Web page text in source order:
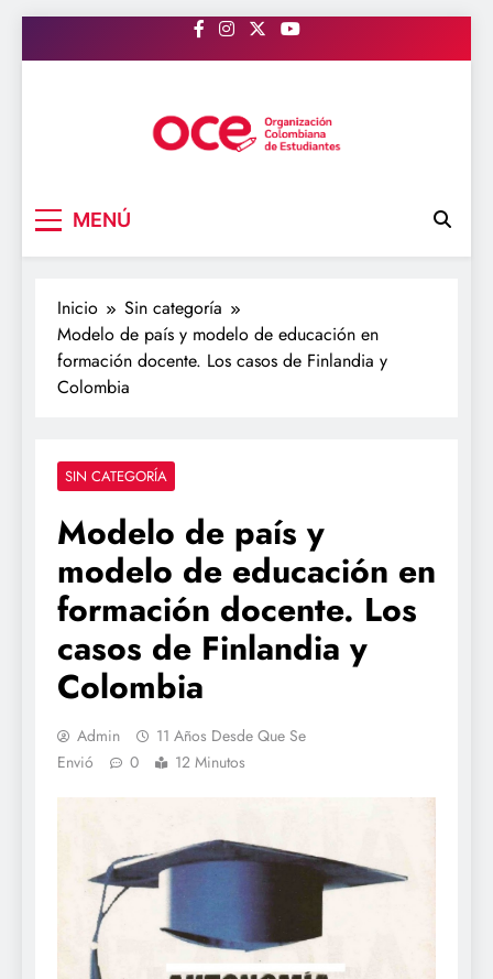
al
MENÚ
Inicio
Sin categoría
Modelo de país y modelo de educación en
formación docente. Los casos de Finlandia y
Colombia
SIN CATEGORÍA
Modelo de país y
modelo de educación en
formación docente. Los
casos de Finlandia y
Colombia
Admin
11 Años Desde Que Se
Envió
0 12 Minutos